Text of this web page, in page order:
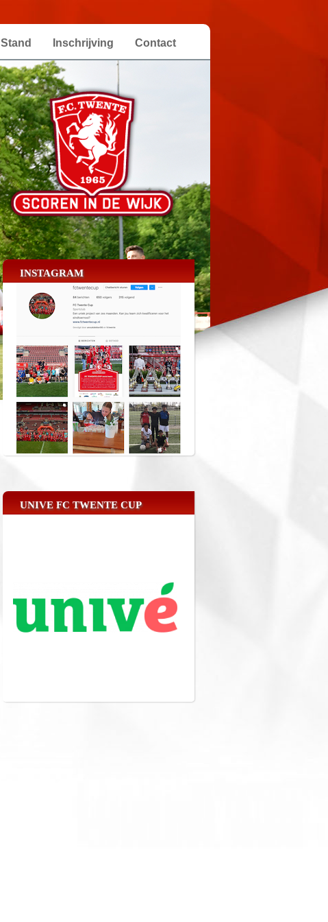
Stand Inschrijving Contact
INSTAGRAM
UNIVE FC TWENTE CUP